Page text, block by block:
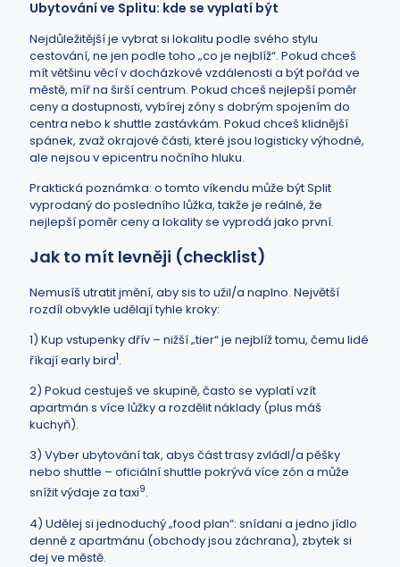
Ubytování ve Splitu: kde se vyplatí být
Nejdůležitější je vybrat si lokalitu podle svého stylu
cestování, ne jen podle toho „co je nejblíž“. Pokud chceš
mít většinu věcí v docházkové vzdálenosti a být pořád ve
městě, míř na širší centrum. Pokud chceš nejlepší poměr
ceny a dostupnosti, vybírej zóny s dobrým spojením do
centra nebo k shuttle zastávkám. Pokud chceš klidnější
spánek, zvaž okrajové části, které jsou logisticky výhodné,
ale nejsou v epicentru nočního hluku.
Praktická poznámka: o tomto víkendu může být Split
vyprodaný do posledního lůžka, takže je reálné, že
nejlepší poměr ceny a lokality se vyprodá jako první.
Jak to mít levněji (checklist)
Nemusíš utratit jmění, aby sis to užil/a naplno. Největší
rozdíl obvykle udělají tyhle kroky:
1) Kup vstupenky dřív – nižší „tier“ je nejblíž tomu, čemu lidé
říkají early bird1.
2) Pokud cestuješ ve skupině, často se vyplatí vzít
apartmán s více lůžky a rozdělit náklady (plus máš
kuchyň).
3) Vyber ubytování tak, abys část trasy zvládl/a pěšky
nebo shuttle – oficiální shuttle pokrývá více zón a může
snížit výdaje za taxi9.
4) Udělej si jednoduchý „food plan“: snídani a jedno jídlo
denně z apartmánu (obchody jsou záchrana), zbytek si
dej ve městě.